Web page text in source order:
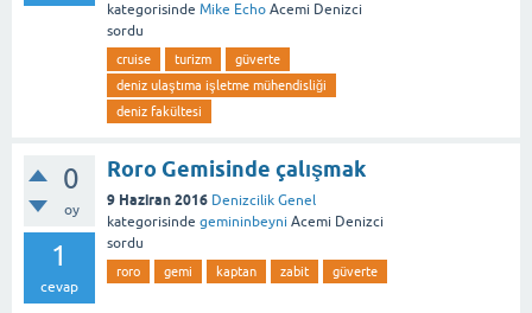
kategorisinde Mike Echo Acemi Denizci
sordu
cruise turizm
güverte
deniz ulaştıma işletme mühendisliği
deniz fakültesi
0
oy
1
cevap
Roro Gemisinde çalışmak
9 Haziran 2016 Denizcilik Genel
kategorisinde gemininbeyni Acemi Denizci
sordu
roro gemi kaptan zabit güverte